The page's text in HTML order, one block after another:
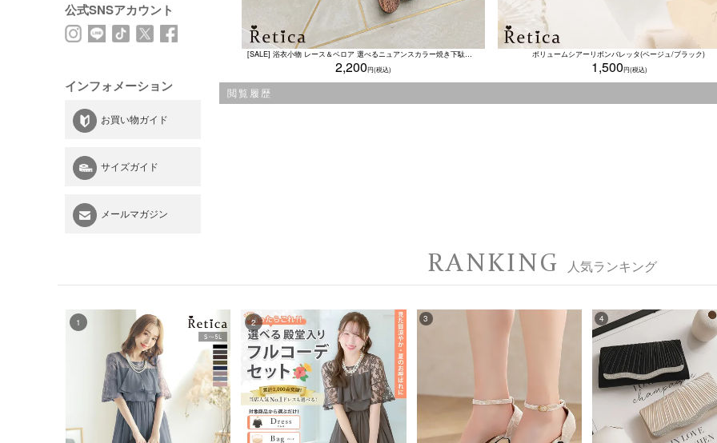
公式SNSアカウント
インフォメーション
お買い物ガイド
サイズガイド
メールマガジン
2,200
ボリュームシアーリボンバレッタ(ベージュ/ブラック)
1,500
閲覧履歴
RANKING 人気ランキング